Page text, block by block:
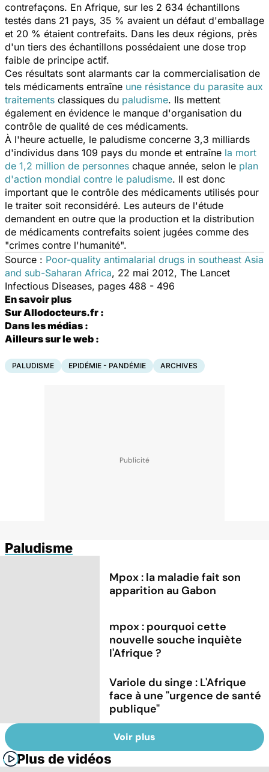
contrefaçons. En Afrique, sur les 2 634 échantillons
testés dans 21 pays, 35 % avaient un défaut d'emballage
et 20 % étaient contrefaits. Dans les deux régions, près
d'un tiers des échantillons possédaient une dose trop
faible de principe actif.
Ces résultats sont alarmants car la commercialisation de
tels médicaments entraîne une résistance du parasite aux
traitements classiques du paludisme. Ils mettent
également en évidence le manque d'organisation du
contrôle de qualité de ces médicaments.
À l'heure actuelle, le paludisme concerne 3,3 milliards
d'individus dans 109 pays du monde et entraîne la mort
de 1,2 million de personnes chaque année, selon le plan
d'action mondial contre le paludisme. Il est donc
important que le contrôle des médicaments utilisés pour
le traiter soit reconsidéré. Les auteurs de l'étude
demandent en outre que la production et la distribution
de médicaments contrefaits soient jugées comme des
"crimes contre l'humanité".
Source : Poor-quality antimalarial drugs in southeast Asia
and sub-Saharan Africa, 22 mai 2012, The Lancet
Infectious Diseases, pages 488 - 496
En savoir plus
Sur Allodocteurs.fr :
Dans les médias :
Ailleurs sur le web :
PALUDISME EPIDÉMIE - PANDÉMIE ARCHIVES
Paludisme
Mpox : la maladie fait son
apparition au Gabon
mpox : pourquoi cette
nouvelle souche inquiète
l'Afrique ?
Variole du singe : L'Afrique
face à une "urgence de santé
publique"
Voir plus
Plus de vidéos